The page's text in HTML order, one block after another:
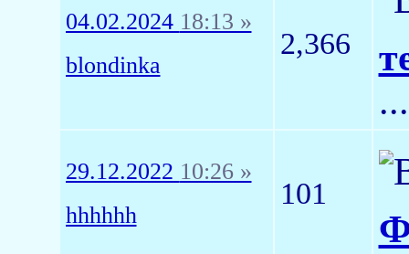
04.02.2024 18:13 »
blondinka
2,366
29.12.2022 10:26 »
hhhhhh
101